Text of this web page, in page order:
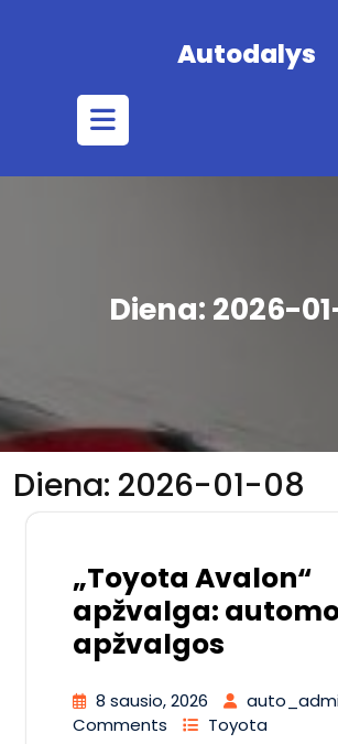
Autodalys
Open
Diena: 2026-
Diena: 2026-01-08
„Toyota Avalon“
apžvalga:
apžvalgos
8 sausio, 2026
Comments
Toyota